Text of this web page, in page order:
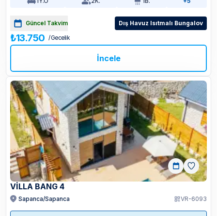
Güncel Takvim Dış Havuz Isıtmalı Bungalov
₺13.750 / Gecelik
İncele
VILLA BANG 4
Sapanca/Sapanca VR-6093